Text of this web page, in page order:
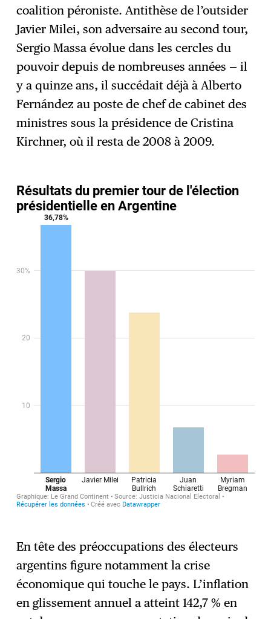
coalition péroniste. Antithèse de l’outsider
Javier Milei, son adversaire au second tour,
Sergio Massa évolue dans les cercles du
pouvoir depuis de nombreuses années — il
y a quinze ans, il succédait déjà à Alberto
Fernández au poste de chef de cabinet des
ministres sous la présidence de Cristina
Kirchner, où il resta de 2008 à 2009.
En tête des préoccupations des électeurs
argentins figure notamment la crise
économique qui touche le pays. L’inflation
en glissement annuel a atteint 142,7 % en